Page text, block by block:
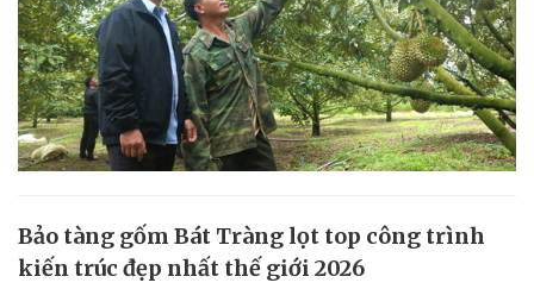
Bảo tàng gốm Bát Tràng lọt top công trình
kiến trúc đẹp nhất thế giới 2026